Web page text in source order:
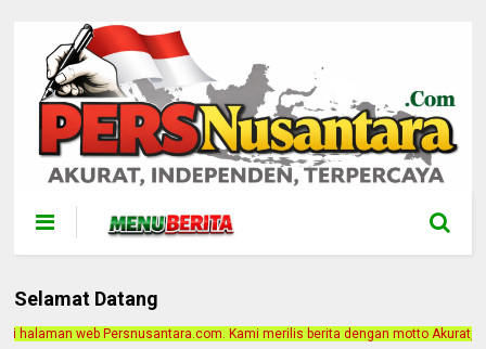
Selamat Datang
Kami merilis berita dengan motto Akurat, Independen, Terpercaya.